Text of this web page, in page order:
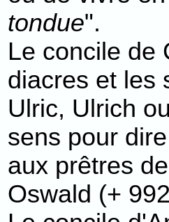
tondue".
Le concile de
diacres et les
Ulric, Ulrich
sens pour
aux prêtres
Oswald (+